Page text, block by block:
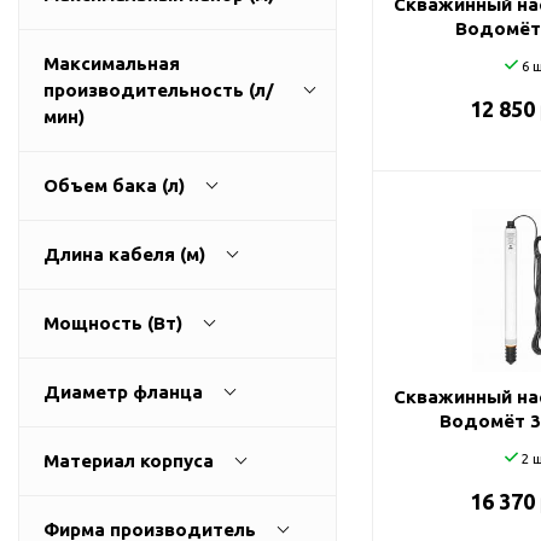
Циркуляционные
насосы фланцевые
Насосы для повышения
Рециркуляционные
Циркуляционные
Колодезные насосы
бассейна
Насосы и оборудование
1
Максимальная
производительность (л/
мин)
Объем бака (л)
Длина кабеля (м)
Мощность (Вт)
Диаметр фланца
40
Материал корпуса
Фирма производитель
Скважинный
6
12 850
Скважинный
Водомёт
2
16 370